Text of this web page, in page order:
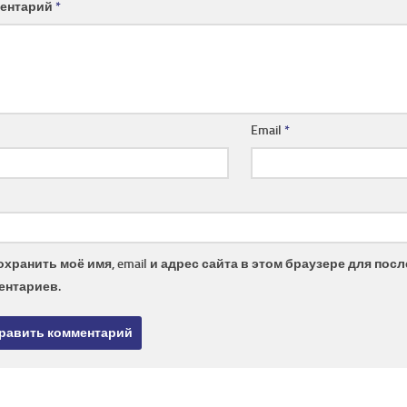
*
Email*
моё имя, email и адрес сайта в этом браузере для